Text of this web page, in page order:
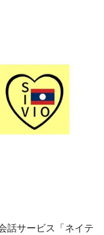
話サービス「ネイテ